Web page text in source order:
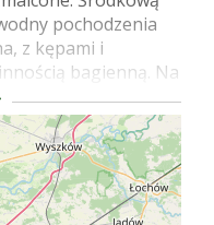
pochodzenia
z kępami i
bagienną. Na
rzadka: grzybienie
szerokolistna,
turzyca sztywna,
teren w
typu boru
sosny, brzozy i